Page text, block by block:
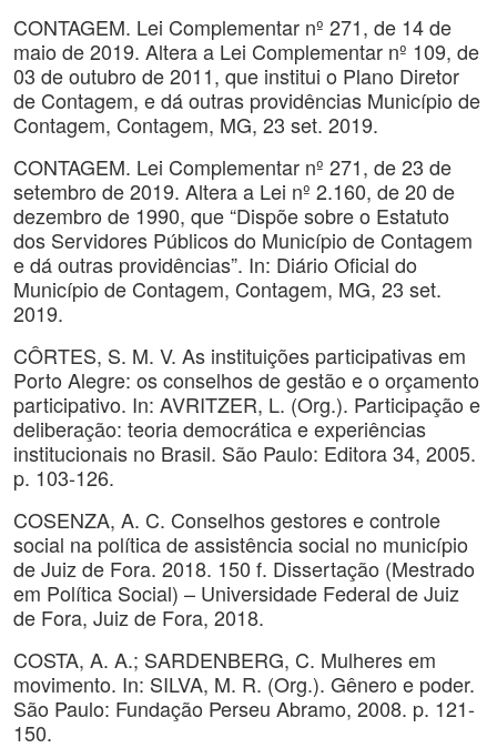
CONTAGEM. Lei Complementar nº 271, de 14 de
maio de 2019. Altera a Lei Complementar nº 109, de
03 de outubro de 2011, que institui o Plano Diretor
de Contagem, e dá outras providências Município de
Contagem, Contagem, MG, 23 set. 2019.
CONTAGEM. Lei Complementar nº 271, de 23 de
setembro de 2019. Altera a Lei nº 2.160, de 20 de
dezembro de 1990, que “Dispõe sobre o Estatuto
dos Servidores Públicos do Município de Contagem
e dá outras providências”. In: Diário Oficial do
Município de Contagem, Contagem, MG, 23 set.
2019.
CÔRTES, S. M. V. As instituições participativas em
Porto Alegre: os conselhos de gestão e o orçamento
participativo. In: AVRITZER, L. (Org.). Participação e
deliberação: teoria democrática e experiências
institucionais no Brasil. São Paulo: Editora 34, 2005.
p. 103-126.
COSENZA, A. C. Conselhos gestores e controle
social na política de assistência social no município
de Juiz de Fora. 2018. 150 f. Dissertação (Mestrado
em Política Social) – Universidade Federal de Juiz
de Fora, Juiz de Fora, 2018.
COSTA, A. A.; SARDENBERG, C. Mulheres em
movimento. In: SILVA, M. R. (Org.). Gênero e poder.
São Paulo: Fundação Perseu Abramo, 2008. p. 121-
150.